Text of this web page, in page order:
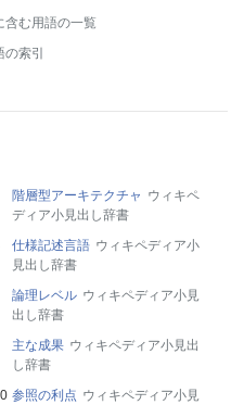
含む用語の一覧
索引
階層型アーキテクチャ ウィキペ
ディア小見出し辞書
仕様記述言語 ウィキペディア小
見出し辞書
論理レベル ウィキペディア小見
出し辞書
主な成果 ウィキペディア小見出
し辞書
参照の利点 ウィキペディア小見